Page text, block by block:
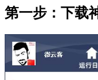
第一步：下载